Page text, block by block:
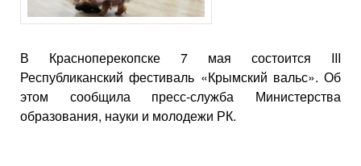
В Красноперекопске 7 мая состоится III
Республиканский фестиваль «Крымский вальс». Об
этом сообщила пресс-служба Министерства
образования, науки и молодежи РК.